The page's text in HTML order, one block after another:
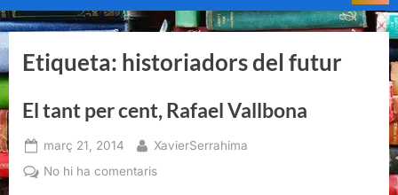
Etiqueta: historiadors del futur
El tant per cent, Rafael Vallbona
Posted
on
març 21, 2014 By
XavierSerrahima
No hi ha comentarisa